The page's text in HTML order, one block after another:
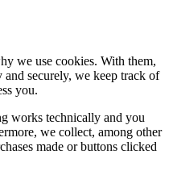
we use cookies. With them,
securely, we keep track of
you.
works technically and you
we collect, among other
made or buttons clicked